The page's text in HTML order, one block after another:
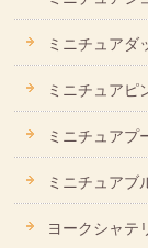
ミニチュアダ
ミニチュアピ
ミニチュアプ
ミニチュアブ
ヨークシャテ